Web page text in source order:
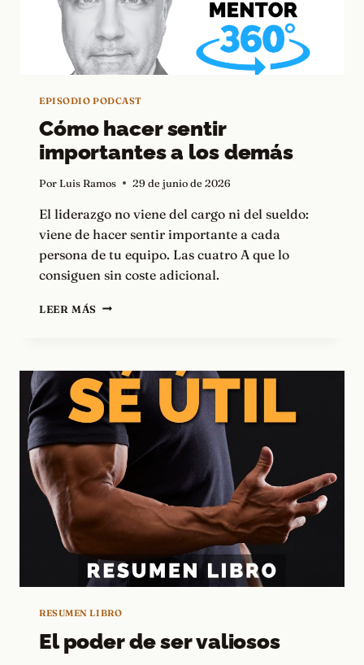
EPISODIO PODCAST
Cómo hacer sentir
importantes a los demás
Por Luis Ramos 29 de junio de 2026
El liderazgo no viene del cargo ni del sueldo:
viene de hacer sentir importante a cada
persona de tu equipo. Las cuatro A que lo
consiguen sin coste adicional.
LEER MÁS CÓMO
A
LOS
DEMÁS
RESUMEN LIBRO
El poder de ser valiosos